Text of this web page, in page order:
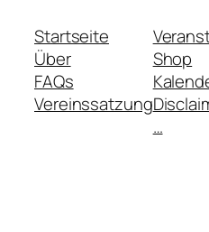
Startseite
Über
FAQs
Vereinssatzung
Shop
…